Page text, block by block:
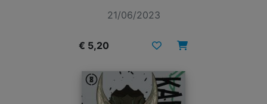
21/06/2023
€ 5,20